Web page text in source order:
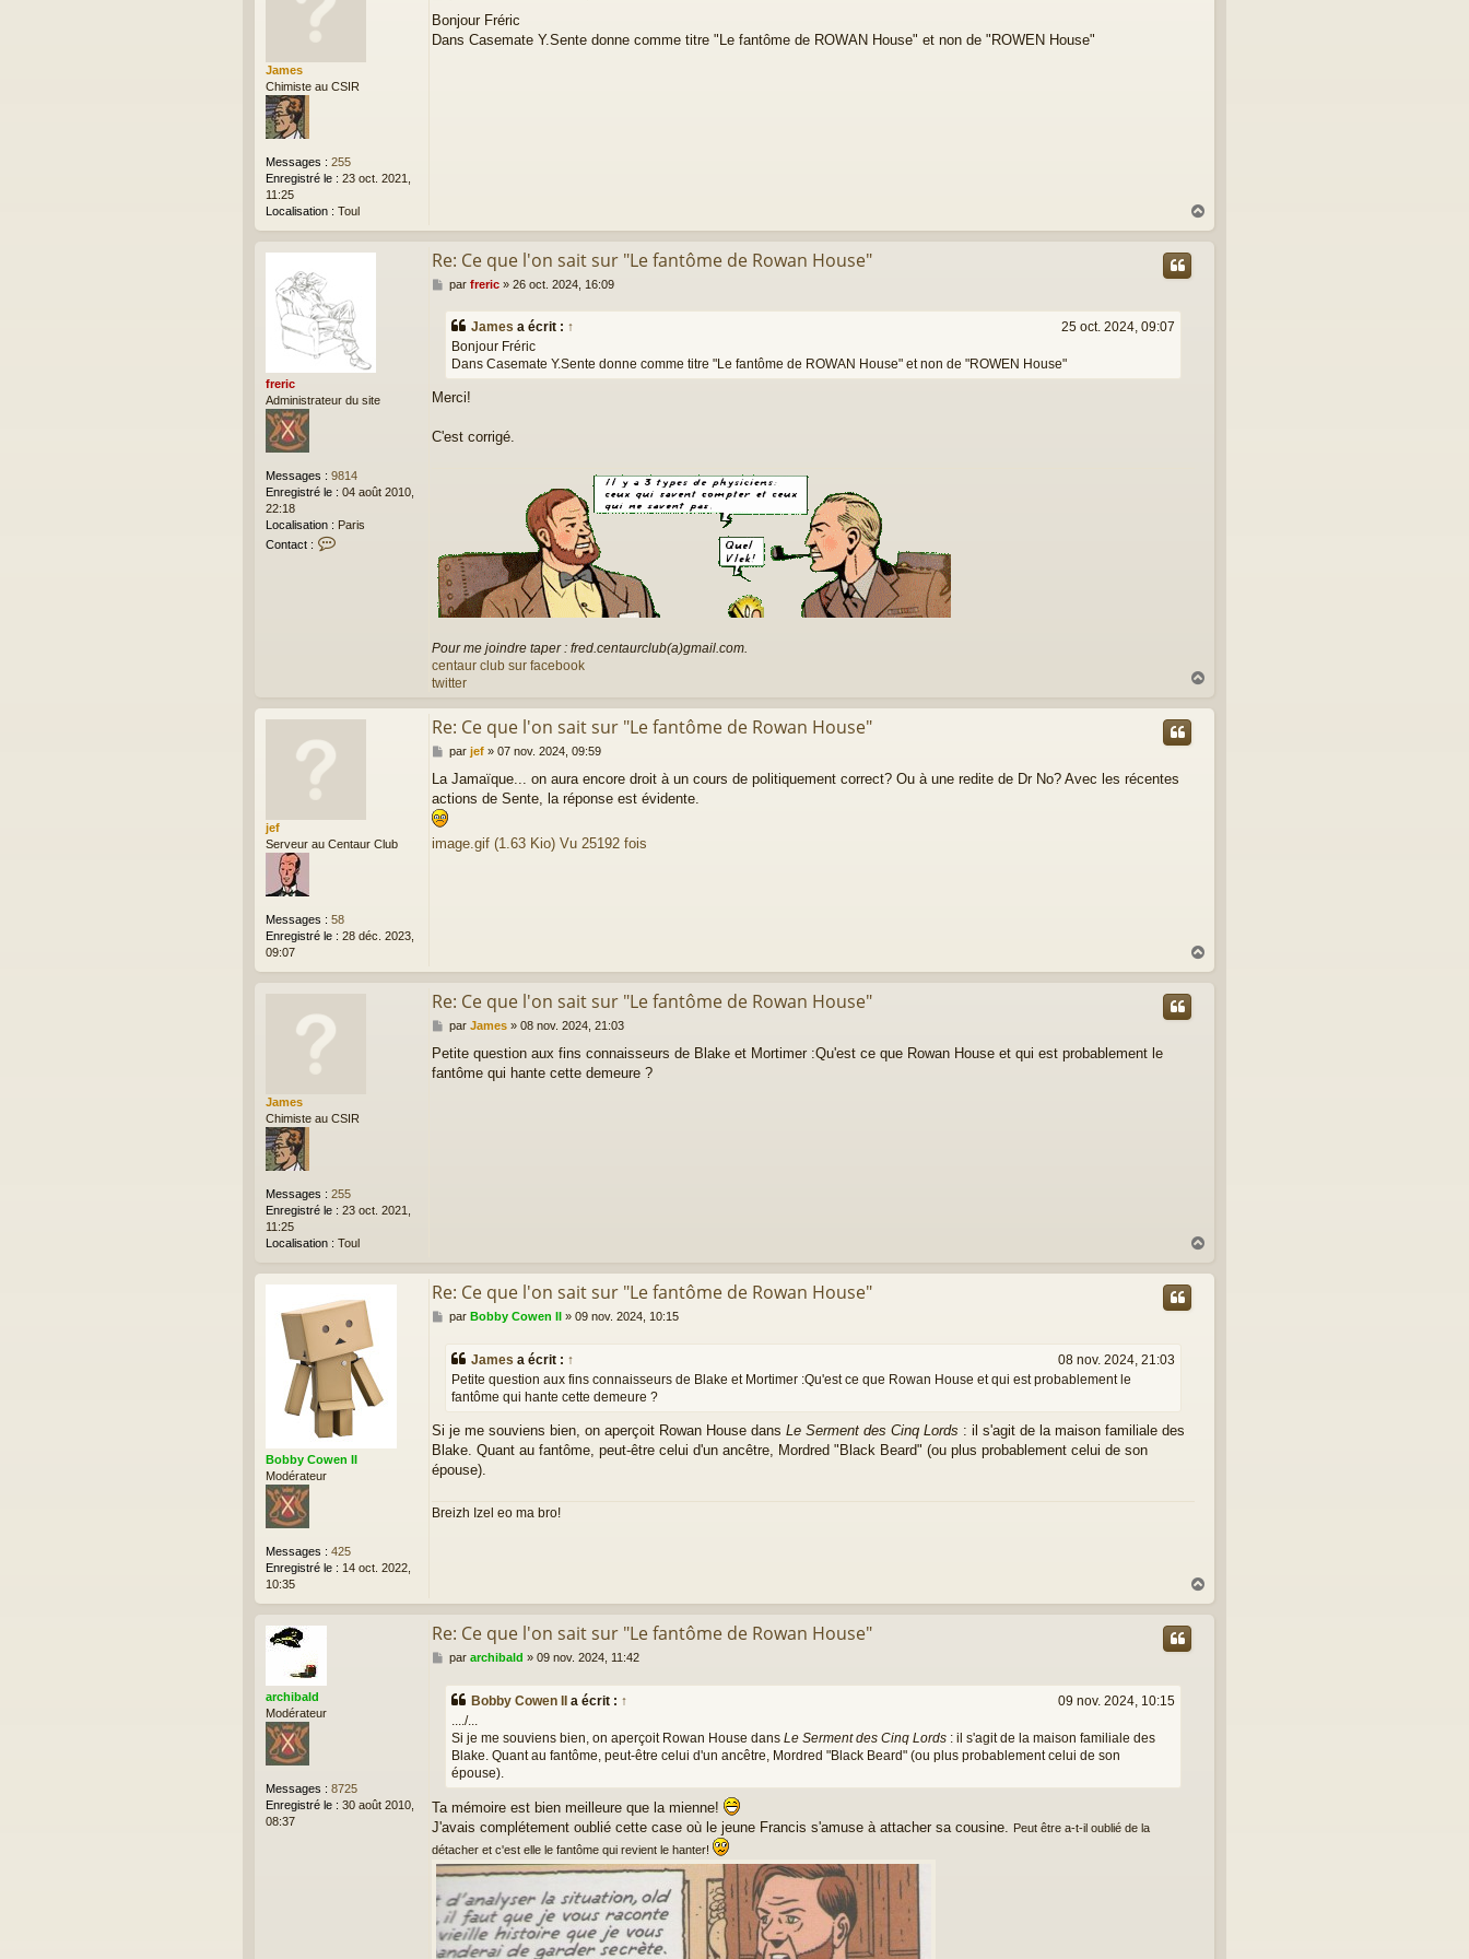
James
Chimiste au CSIR
Messages : 255
Enregistré le : 23 oct. 2021,
11:25
Localisation : Toul
s
s
Bonjour Fréric
Dans Casemate Y.Sente donne comme titre "Le fantôme de ROWAN House" et non de "ROWEN House"
a
u
freric
Administrateur du site
Messages : 9814
Enregistré le : 04 août 2010,
22:18
Localisation : Paris
Contact :
e
Re: Ce que l'on sait sur "Le fantôme de Rowan House"
M
s
e
par freric» 26 oct. 2024, 16:09
James a écrit : ↑
25 oct. 2024, 09:07
Bonjour Fréric
Dans Casemate Y.Sente donne comme titre "Le fantôme de ROWAN House" et non de "ROWEN House"
Merci!
C'est corrigé.
Pour me joindre taper : fred.centaurclub(a)gmail.com.
centaur club sur facebook
twitter
u
jef
Serveur au Centaur Club
Messages : 58
Enregistré le : 28 déc. 2023,
09:07
Re: Ce que l'on sait sur "Le fantôme de Rowan House"
M
s
s
a
e
par jef» 07 nov. 2024, 09:59
La Jamaïque... on aura encore droit à un cours de politiquement correct? Ou à une redite de Dr No? Avec les récentes
actions de Sente, la réponse est évidente.
image.gif (1.63 Kio) Vu 25192 fois
a
u
James
Chimiste au CSIR
Messages : 255
Enregistré le : 23 oct. 2021,
11:25
Localisation : Toul
Re: Ce que l'on sait sur "Le fantôme de Rowan House"
M
s
s
par James» 08 nov. 2024, 21:03
Petite question aux fins connaisseurs de Blake et Mortimer :Qu'est ce que Rowan House et qui est probablement le
fantôme qui hante cette demeure ?
u
Bobby Cowen II
Modérateur
Messages : 425
Enregistré le : 14 oct. 2022,
10:35
Re: Ce que l'on sait sur "Le fantôme de Rowan House"
M
s
e
par Bobby Cowen II » 09 nov. 2024, 10:15
James a écrit : ↑
08 nov. 2024, 21:03
Petite question aux fins connaisseurs de Blake et Mortimer :Qu'est ce que Rowan House et qui est probablement le
fantôme qui hante cette demeure ?
Si je me souviens bien, on aperçoit Rowan House dans Le Serment des Cinq Lords : il s'agit de la maison familiale des
Blake. Quant au fantôme, peut-être celui d'un ancêtre, Mordred "Black Beard" (ou plus probablement celui de son
épouse).
Breizh Izel eo ma bro!
a
u
archibald
Modérateur
Messages : 8725
Enregistré le : 30 août 2010,
08:37
Re: Ce que l'on sait sur "Le fantôme de Rowan House"
M
s
par archibald » 09 nov. 2024, 11:42
Bobby Cowen II a écrit : ↑
09 nov. 2024, 10:15
..../...
Si je me souviens bien, on aperçoit Rowan House dans Le Serment des Cinq Lords : il s'agit de la maison familiale des
Blake. Quant au fantôme, peut-être celui d'un ancêtre, Mordred "Black Beard" (ou plus probablement celui de son
épouse).
Ta mémoire est bien meilleure que la mienne!
J'avais complétement oublié cette case où le jeune Francis s'amuse à attacher sa cousine.
Peut être a-t-il oublié de la
détacher et c'est elle le fantôme qui revient le hanter!